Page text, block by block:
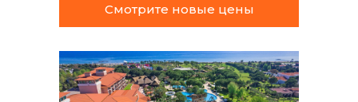
Смотрите новые цены